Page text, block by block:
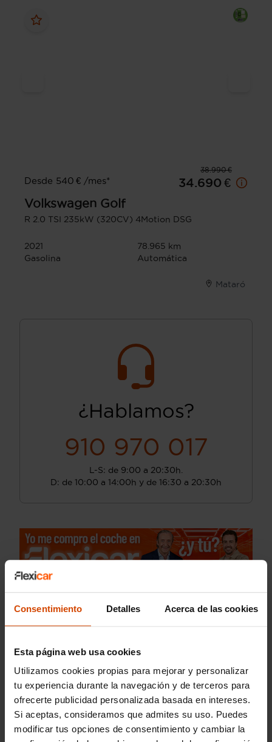
Consentimiento Detalles Acerca de las cookies
Esta página web usa cookies
Utilizamos cookies propias para mejorar y personalizar
tu experiencia durante la navegación y de terceros para
ofrecerte publicidad personalizada basada en intereses.
Si aceptas, consideramos que admites su uso. Puedes
modificar tus opciones de consentimiento y cambiar la
38.990 €
Desde 540 € /mes*
34.690 €
Volkswagen Golf
R 2.0 TSI 235kW (320CV) 4Motion DSG
2021
78.965 km
Gasolina
Automática
Mataró
¿Hablamos?
910 970 017
L-S: de 9:00 a 20:30h.
D: de 10:00 a 14:00h y de 16:30 a 20:30h